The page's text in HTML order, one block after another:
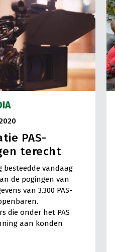
PAS-
terecht
besteedde vandaag
de pogingen van
van 3.300 PAS-
die onder het PAS
aan konden